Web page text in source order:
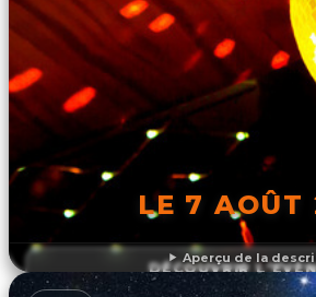
Aperçu de la
LE 7 AOÛT
DÉCOUVRIR